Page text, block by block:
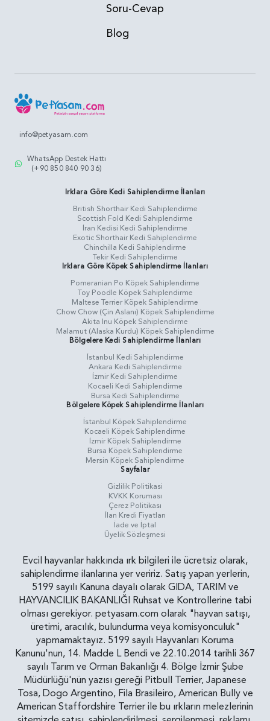
Soru-Cevap
Blog
info@petyasam.com
WhatsApp Destek Hattı
(+90 850 840 90 36)
Irklara Göre Kedi Sahiplendirme İlanları
British Shorthair Kedi Sahiplendirme
Scottish Fold Kedi Sahiplendirme
İran Kedisi Kedi Sahiplendirme
Exotic Shorthair Kedi Sahiplendirme
Chinchilla Kedi Sahiplendirme
Tekir Kedi Sahiplendirme
Irklara Göre Köpek Sahiplendirme İlanları
Pomeranian Po Köpek Sahiplendirme
Toy Poodle Köpek Sahiplendirme
Maltese Terrier Köpek Sahiplendirme
Chow Chow (Çin Aslanı) Köpek Sahiplendirme
Akita Inu Köpek Sahiplendirme
Malamut (Alaska Kurdu) Köpek Sahiplendirme
Bölgelere Kedi Sahiplendirme İlanları
İstanbul Kedi Sahiplendirme
Ankara Kedi Sahiplendirme
İzmir Kedi Sahiplendirme
Kocaeli Kedi Sahiplendirme
Bursa Kedi Sahiplendirme
Bölgelere Köpek Sahiplendirme İlanları
İstanbul Köpek Sahiplendirme
Kocaeli Köpek Sahiplendirme
İzmir Köpek Sahiplendirme
Bursa Köpek Sahiplendirme
Mersin Köpek Sahiplendirme
Sayfalar
Gizlilik Politikasi
KVKK Koruması
Çerez Politikası
İlan Kredi Fiyatları
İade ve İptal
Üyelik Sözleşmesi
Evcil hayvanlar hakkında ırk bilgileri ile ücretsiz olarak,
sahiplendirme ilanlarına yer veririz. Satış yapan yerlerin,
5199 sayılı Kanuna dayalı olarak GIDA, TARIM ve
HAYVANCILIK BAKANLIĞI Ruhsat ve Kontrollerine tabi
olması gerekiyor. petyasam.com olarak "hayvan satışı,
üretimi, aracılık, bulundurma veya komisyonculuk"
yapmamaktayız. 5199 sayılı Hayvanları Koruma
Kanunu'nun, 14. Madde L Bendi ve 22.10.2014 tarihli 367
sayılı Tarım ve Orman Bakanlığı 4. Bölge İzmir Şube
Müdürlüğü'nün yazısı gereği Pitbull Terrier, Japanese
Tosa, Dogo Argentino, Fila Brasileiro, American Bully ve
American Staffordshire Terrier ile bu ırkların melezlerinin